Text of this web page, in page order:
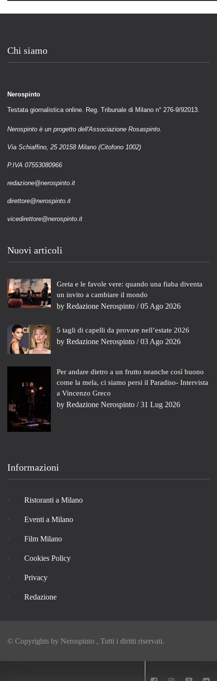
Chi siamo
Nerospinto
Testata giornalistica online. Reg. Tribunale di Milano n° 276-9/92013.
Nerospinto è un progetto dell'Associazione Rosaspinto.
Via Schiaffino, 25 20158 Milano (Citofono 1002)
P.IVA 07553080966
redazione@nerospinto.it
direttore@nerospinto.it
vicedirettore@nerospinto.it
Nuovi articoli
Greta e le favole vere: quando una fiaba diventa
un invito a cambiare il mondo
by Redazione Nerospinto / 05 Ago 2026
5 tagli di capelli da provare nell’estate 2026
by Redazione Nerospinto / 03 Ago 2026
Per andare dietro a un frutto neanche così buono
come la mela, ci siamo persi il Paradiso- Intervista
a Vincenzo Greco
by Redazione Nerospinto / 31 Lug 2026
Informazioni
Ristoranti a Milano
Eventi a Milano
Film Milano
Cookies Policy
Privacy
Redazione
© Copyrights by Nerospinto , Tutti i diritti riservati.